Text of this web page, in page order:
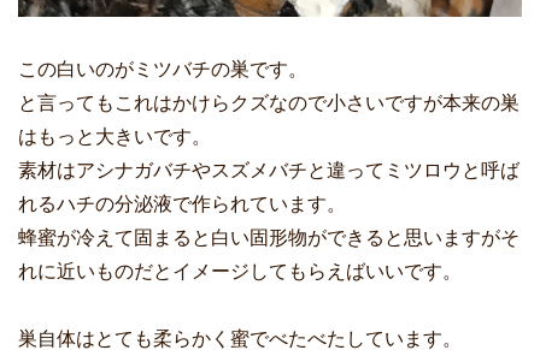
この白いのがミツバチの巣です。
と言ってもこれはかけらクズなので小さいですが本来の巣
はもっと大きいです。
素材はアシナガバチやスズメバチと違ってミツロウと呼ば
れるハチの分泌液で作られています。
蜂蜜が冷えて固まると白い固形物ができると思いますがそ
れに近いものだとイメージしてもらえばいいです。
巣自体はとても柔らかく蜜でべたべたしています。